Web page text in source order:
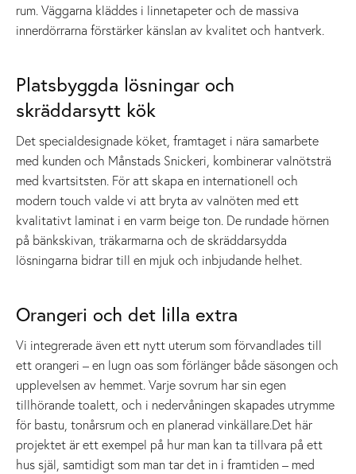
rum. Väggarna kläddes i linnetapeter och de massiva
innerdörrarna förstärker känslan av kvalitet och hantverk.
Platsbyggda lösningar och
skräddarsytt kök
Det specialdesignade köket, framtaget i nära samarbete
med kunden och Månstads Snickeri, kombinerar valnötsträ
med kvartsitsten. För att skapa en internationell och
modern touch valde vi att bryta av valnöten med ett
kvalitativt laminat i en varm beige ton. De rundade hörnen
på bänkskivan, träkarmarna och de skräddarsydda
lösningarna bidrar till en mjuk och inbjudande helhet.
Orangeri och det lilla extra
Vi integrerade även ett nytt uterum som förvandlades till
ett orangeri – en lugn oas som förlänger både säsongen och
upplevelsen av hemmet. Varje sovrum har sin egen
tillhörande toalett, och i nedervåningen skapades utrymme
för bastu, tonårsrum och en planerad vinkällare.Det här
projektet är ett exempel på hur man kan ta tillvara på ett
hus själ, samtidigt som man tar det in i framtiden – med